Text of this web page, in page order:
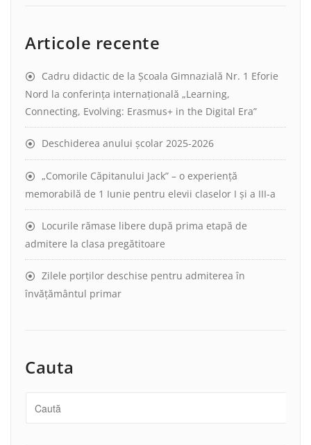
Articole recente
Cadru didactic de la Școala Gimnazială Nr. 1 Eforie
Nord la conferința internațională „Learning,
Connecting, Evolving: Erasmus+ in the Digital Era”
Deschiderea anului școlar 2025-2026
„Comorile Căpitanului Jack” – o experiență
memorabilă de 1 Iunie pentru elevii claselor I și a III-a
Locurile rămase libere după prima etapă de
admitere la clasa pregătitoare
Zilele porților deschise pentru admiterea în
învățământul primar
Cauta